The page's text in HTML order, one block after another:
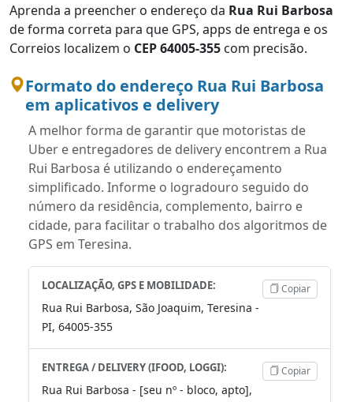
Aprenda a preencher o endereço da Rua Rui Barbosa
de forma correta para que GPS, apps de entrega e os
Correios localizem o CEP 64005-355 com precisão.
Formato do endereço Rua Rui Barbosa
em aplicativos e delivery
A melhor forma de garantir que motoristas de
Uber e entregadores de delivery encontrem a Rua
Rui Barbosa é utilizando o endereçamento
simplificado. Informe o logradouro seguido do
número da residência, complemento, bairro e
cidade, para facilitar o trabalho dos algoritmos de
GPS em Teresina.
LOCALIZAÇÃO, GPS E MOBILIDADE:
Rua Rui Barbosa, São Joaquim, Teresina -
PI, 64005-355
Copiar
ENTREGA / DELIVERY (IFOOD, LOGGI):
Rua Rui Barbosa - [seu nº - bloco, apto],
Copiar